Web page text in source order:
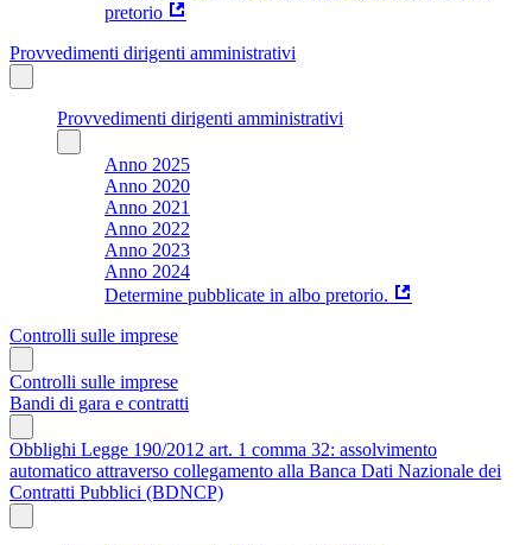
pretorio
Provvedimenti dirigenti amministrativi
Provvedimenti dirigenti amministrativi
Anno 2025
Anno 2020
Anno 2021
Anno 2022
Anno 2023
Anno 2024
Determine pubblicate in albo pretorio.
Controlli sulle imprese
Controlli sulle imprese
Bandi di gara e contratti
Obblighi Legge 190/2012 art. 1 comma 32: assolvimento
automatico attraverso collegamento alla Banca Dati Nazionale dei
Contratti Pubblici (BDNCP)